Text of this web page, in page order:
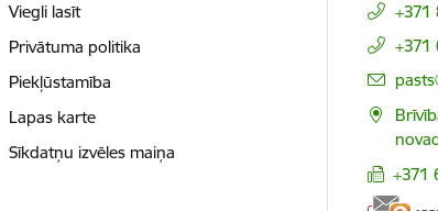
Viegli lasīt
Privātuma politika
Piekļūstamība
Lapas karte
Sīkdatņu izvēles maiņa
+371
+371
E-
+371